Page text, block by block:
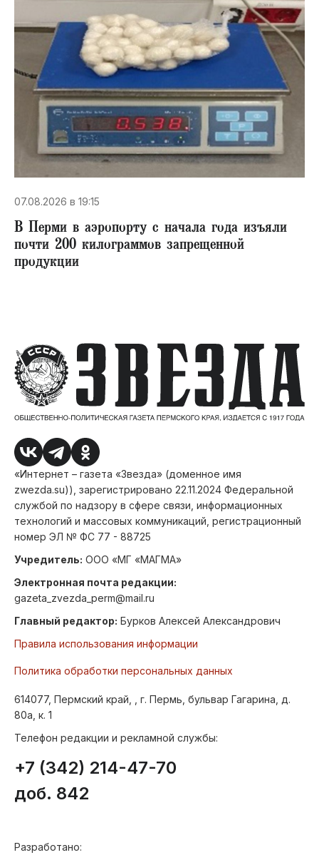
07.08.2026 в 19:15
В Перми в аэропорту с начала года изъяли
почти 200 килограммов запрещенной
продукции
«Интернет – газета «Звезда» (доменное имя
zwezda.su)), зарегистрировано 22.11.2024 Федеральной
службой по надзору в сфере связи, информационных
технологий и массовых коммуникаций, регистрационный
номер ЭЛ № ФС 77 - 88725
Учредитель: ООО «МГ «МАГМА»
Электронная почта редакции:
gazeta_zvezda_perm@mail.ru
Главный редактор: Бурков Алексей Александрович
Правила использования информации
Политика обработки персональных данных
614077, Пермский край, , г. Пермь, бульвар Гагарина, д.
80а, к. 1
Телефон редакции и рекламной службы:
+7 (342) 214-47-70
доб. 842
Разработано: